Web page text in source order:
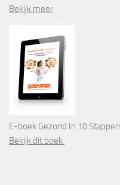
Bekijk meer
E-boek Gezond In 10 Stappen
Bekijk dit boek